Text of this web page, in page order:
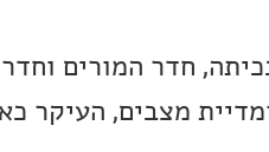
חדר המורים
מצבים, העיקר